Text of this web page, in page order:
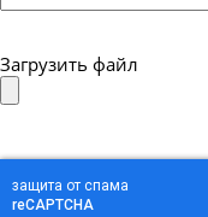
Загрузить файл